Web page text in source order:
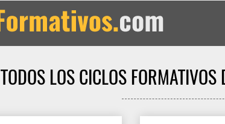
TODOS LOS CICLOS